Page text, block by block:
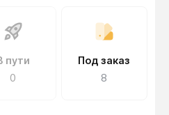
пути
0
Под заказ
8